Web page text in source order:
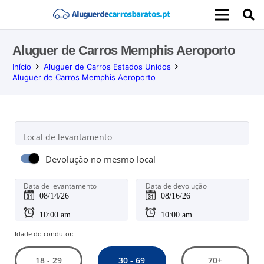
Aluguer de Carros Memphis Aeroporto
Início
Aluguer de Carros Estados Unidos
Aluguer de Carros Memphis Aeroporto
Local de levantamento
Devolução no mesmo local
Data de levantamento Data de devolução
Idade do condutor:
18 - 29 30 - 69 70+